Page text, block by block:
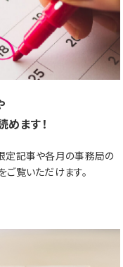
ます！
定記事や各月の事務局の
ご覧いただけます。